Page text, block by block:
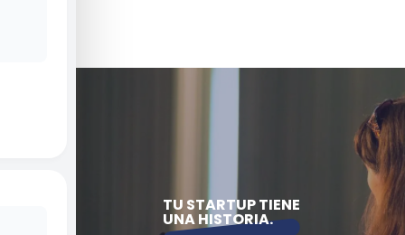
TU STARTUP TIENE
UNA HISTORIA.